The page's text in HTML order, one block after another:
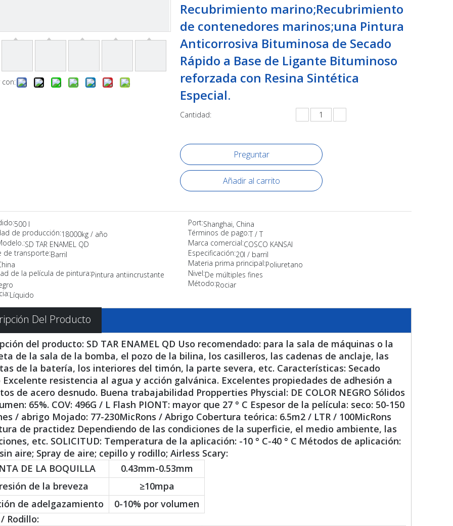
Recubrimiento marino;Recubrimiento
de contenedores marinos;una Pintura
Anticorrosiva Bituminosa de Secado
Rápido a Base de Ligante Bituminoso
reforzada con Resina Sintética
Especial.
Cantidad:
Preguntar
Añadir al carrito
500 l Port:Shanghai, China
de producción:18000kg / año Términos de pago:T / T
SD TAR ENAMEL QD Marca comercial:COSCO KANSAI
de transporte:Barril Especificación:20l / barril
Materia prima principal:Poliuretano
de la película de pintura:Pintura antiincrustante Nivel:De múltiples fines
Método:Rociar
Líquido
Del Producto
del producto: SD TAR ENAMEL QD Uso recomendado: para la sala de máquinas o la
de la sala de la bomba, el pozo de la bilina, los casilleros, las cadenas de anclaje, las
de la batería, los interiores del timón, la parte severa, etc. Características: Secado
Excelente resistencia al agua y acción galvánica. Excelentes propiedades de adhesión a
de acero desnudo. Buena trabajabilidad Propperties Physcial: DE COLOR NEGRO Sólidos
65%. COV: 496G / L Flash PIONT: mayor que 27 ° C Espesor de la película: seco: 50-150
/ abrigo Mojado: 77-230MicRons / Abrigo Cobertura teórica: 6.5m2 / LTR / 100MicRons
de practidez Dependiendo de las condiciones de la superficie, el medio ambiente, las
etc. SOLICITUD: Temperatura de la aplicación: -10 ° C-40 ° C Métodos de aplicación:
aire; Spray de aire; cepillo y rodillo; Airless Scary:
DE LA BOQUILLA
0.43mm-0.53mm
de la breveza
≥10mpa
de adelgazamiento
0-10% por volumen
Rodillo: